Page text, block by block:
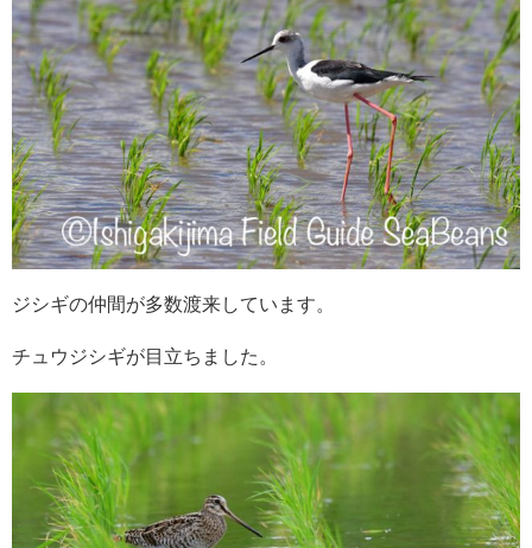
ジシギの仲間が多数渡来しています。
チュウジシギが目立ちました。